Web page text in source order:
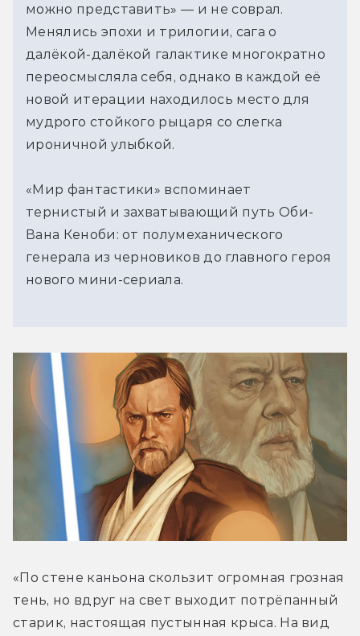
можно представить» — и не соврал.
Менялись эпохи и трилогии, сага о
далёкой-далёкой галактике многократно
переосмысляла себя, однако в каждой её
новой итерации находилось место для
мудрого стойкого рыцаря со слегка
ироничной улыбкой.
«Мир фантастики» вспоминает
тернистый и захватывающий путь Оби-
Вана Кеноби: от полумеханического
генерала из черновиков до главного героя
нового мини-сериала.
«По стене каньона скользит огромная грозная
тень, но вдруг на свет выходит потрёпанный
старик, настоящая пустынная крыса. На вид